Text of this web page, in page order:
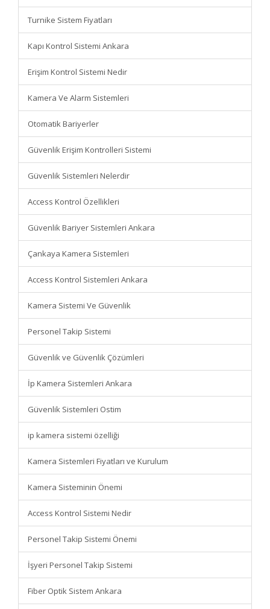
Turnike Sistem Fiyatları
Kapı Kontrol Sistemi Ankara
Erişim Kontrol Sistemi Nedir
Kamera Ve Alarm Sistemleri
Otomatik Bariyerler
Güvenlik Erişim Kontrolleri Sistemi
Güvenlik Sistemleri Nelerdir
Access Kontrol Özellikleri
Güvenlik Bariyer Sistemleri Ankara
Çankaya Kamera Sistemleri
Access Kontrol Sistemleri Ankara
Kamera Sistemi Ve Güvenlik
Personel Takip Sistemi
Güvenlik ve Güvenlik Çözümleri
İp Kamera Sistemleri Ankara
Güvenlik Sistemleri Ostim
ip kamera sistemi özelliği
Kamera Sistemleri Fiyatları ve Kurulum
Kamera Sisteminin Önemi
Access Kontrol Sistemi Nedir
Personel Takip Sistemi Önemi
İşyeri Personel Takip Sistemi
Fiber Optik Sistem Ankara